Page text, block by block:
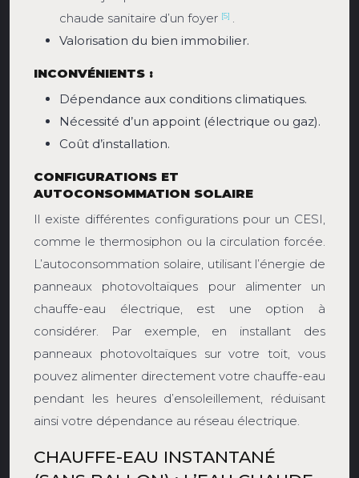
chaude sanitaire d’un foyer [5] .
Valorisation du bien immobilier.
INCONVÉNIENTS :
Dépendance aux conditions climatiques.
Nécessité d’un appoint (électrique ou gaz).
Coût d’installation.
CONFIGURATIONS ET
AUTOCONSOMMATION SOLAIRE
Il existe différentes configurations pour un CESI,
comme le thermosiphon ou la circulation forcée.
L’autoconsommation solaire, utilisant l’énergie de
panneaux photovoltaïques pour alimenter un
chauffe-eau électrique, est une option à
considérer. Par exemple, en installant des
panneaux photovoltaïques sur votre toit, vous
pouvez alimenter directement votre chauffe-eau
pendant les heures d’ensoleillement, réduisant
ainsi votre dépendance au réseau électrique.
CHAUFFE-EAU INSTANTANÉ